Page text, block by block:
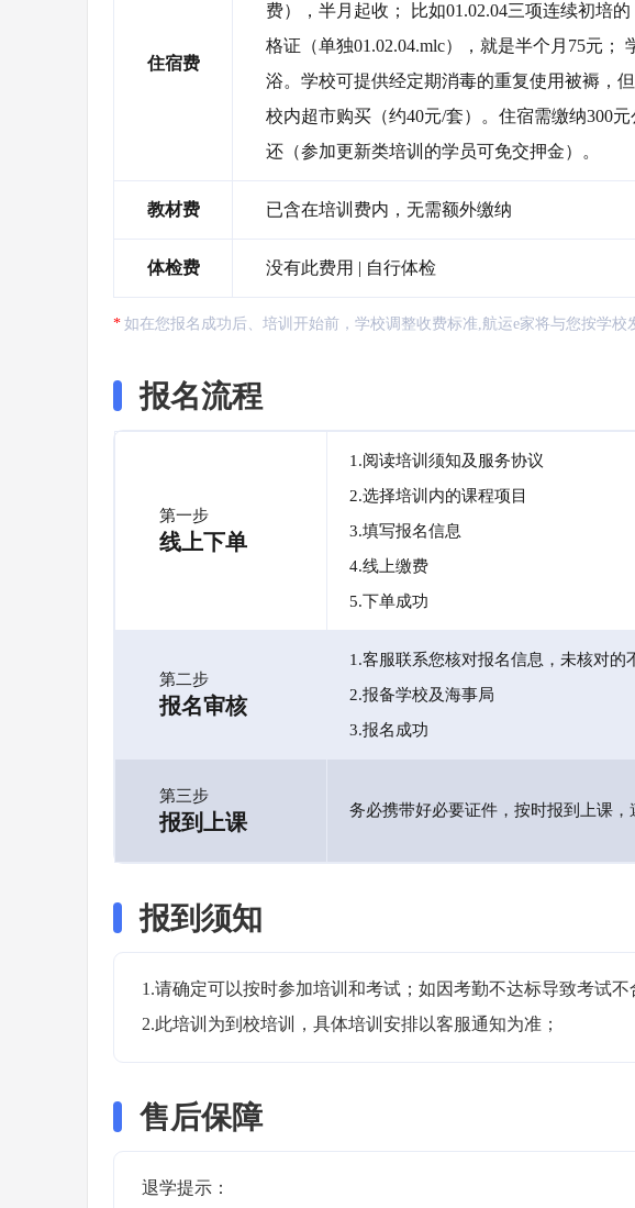
住宿费
费），半月起收； 比如01.02.04三项连续初培
格证（单独01.02.04.mlc），就是半个月75元
浴。学校可提供经定期消毒的重复使用被褥，
校内超市购买（约40元/套）。住宿需缴纳300
还（参加更新类培训的学员可免交押金）。
教材费 已含在培训费内，无需额外缴纳
体检费 没有此费用 | 自行体检
如在您报名成功后、培训开始前，学校调整收费标准,航运e家将与您按学校
报名流程
第一步
线上下单
1.阅读培训须知及服务协议
2.选择培训内的课程项目
3.填写报名信息
4.线上缴费
5.下单成功
第二步
报名审核
1.客服联系您核对报名信息，未核对的
2.报备学校及海事局
3.报名成功
第三步
报到上课 务必携带好必要证件，按时报到上课，
报到须知
1.请确定可以按时参加培训和考试；如因考勤不达标导致考试不
2.此培训为到校培训，具体培训安排以客服通知为准；
售后保障
退学提示：